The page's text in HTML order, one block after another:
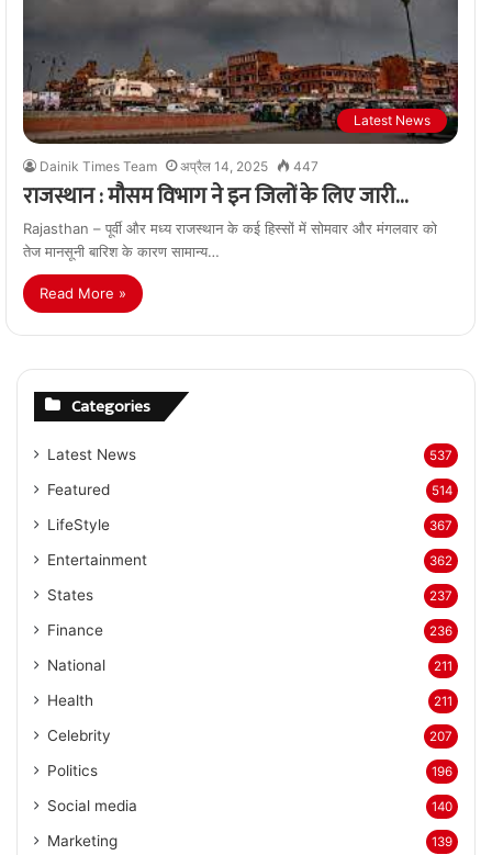
Latest News
Dainik Times Team अप्रैल 14, 2025 447
राजस्थान : मौसम विभाग ने इन जिलों के लिए जारी…
Rajasthan – पूर्वी और मध्य राजस्थान के कई हिस्सों में सोमवार और मंगलवार को
तेज मानसूनी बारिश के कारण सामान्य…
Read More »
Categories
Latest News 537
Featured 514
LifeStyle 367
Entertainment 362
States 237
Finance 236
National 211
Health 211
Celebrity 207
Politics 196
Social media 140
Marketing 139